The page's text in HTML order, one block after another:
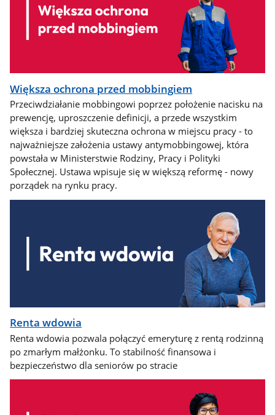
Większa ochrona przed mobbingiem
Przeciwdziałanie mobbingowi poprzez położenie nacisku na
prewencję, uproszczenie definicji, a przede wszystkim
większa i bardziej skuteczna ochrona w miejscu pracy - to
najważniejsze założenia ustawy antymobbingowej, która
powstała w Ministerstwie Rodziny, Pracy i Polityki
Społecznej. Ustawa wpisuje się w większą reformę - nowy
porządek na rynku pracy.
Renta wdowia
Renta wdowia pozwala połączyć emeryturę z rentą rodzinną
po zmarłym małżonku. To stabilność finansowa i
bezpieczeństwo dla seniorów po stracie